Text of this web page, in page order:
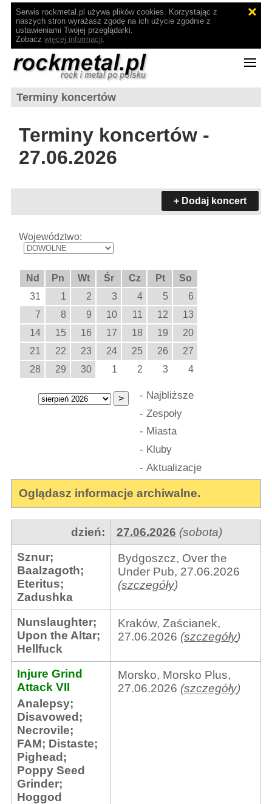
Serwis rockmetal.pl używa plików cookies. Korzystając z
naszych stron wyrażasz zgodę na ich użycie zgodnie z
ustawieniami Twojej przeglądarki.
Zobacz więcej informacji.
Terminy koncertów
Terminy koncertów -
27.06.2026
+ Dodaj koncert
Województwo:
Nd Pn Wt Śr Cz Pt
So
31
1 2 3 4 5
6
7
8 9 10 11 12
13
14
15 16 17 18 19
20
21
22 23 24 25 26
27
28
29 30 1 2 3 4
- Najbliższe
- Zespoły
- Miasta
- Kluby
- Aktualizacje
Oglądasz informacje archiwalne.
dzień: 27.06.2026 (sobota)
Sznur;
Baalzagoth;
Eteritus;
Zadushka
Bydgoszcz, Over the
Under Pub, 27.06.2026
(szczegóły)
Nunslaughter;
Upon the Altar;
Hellfuck
Kraków, Zaścianek,
27.06.2026 (szczegóły)
Injure Grind
Attack VII
Analepsy;
Disavowed;
Necrovile;
FAM; Distaste;
Pighead;
Poppy Seed
Grinder;
Hoggod
Morsko, Morsko Plus,
27.06.2026 (szczegóły)